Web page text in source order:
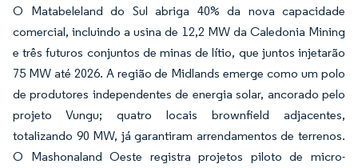
O Matabeleland do Sul abriga 40% da nova capacidade
comercial, incluindo a usina de 12,2 MW da Caledonia Mining
e três futuros conjuntos de minas de lítio, que juntos injetarão
75 MW até 2026. A região de Midlands emerge como um polo
de produtores independentes de energia solar, ancorado pelo
projeto Vungu; quatro locais brownfield adjacentes,
totalizando 90 MW, já garantiram arrendamentos de terrenos.
O Mashonaland Oeste registra projetos piloto de micro-